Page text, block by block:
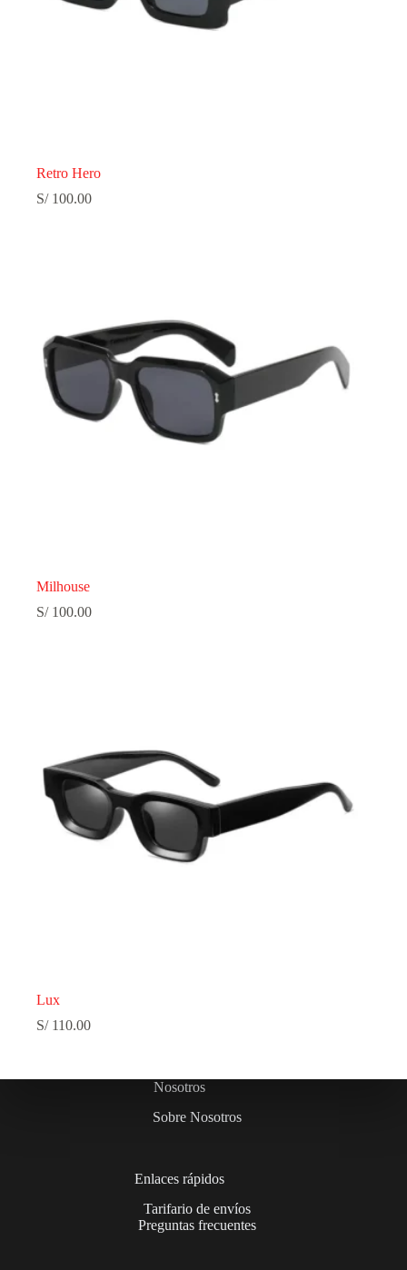
Retro Hero
S/100.00
Milhouse
S/100.00
Lux
S/110.00
Nosotros
Sobre Nosotros
Enlaces rápidos
Tarifario de envíos
Preguntas frecuentes